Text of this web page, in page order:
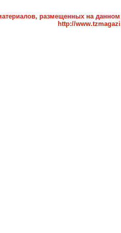
размещенных на данном
http://